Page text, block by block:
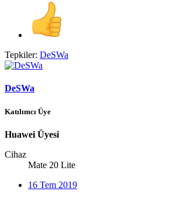
Tepkiler: DeSWa
DeSWa
Katılımcı Üye
Huawei Üyesi
Cihaz
Mate 20 Lite
16 Tem 2019